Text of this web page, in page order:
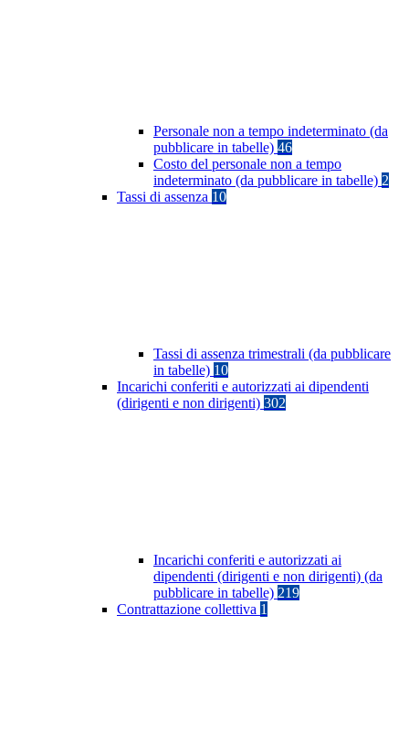
Personale non a tempo indeterminato (da
pubblicare in tabelle) 46
Costo del personale non a tempo
indeterminato (da pubblicare in tabelle) 2
Tassi di assenza 10
Tassi di assenza trimestrali (da pubblicare
in tabelle) 10
Incarichi conferiti e autorizzati ai dipendenti
(dirigenti e non dirigenti) 302
Incarichi conferiti e autorizzati ai
dipendenti (dirigenti e non dirigenti) (da
pubblicare in tabelle) 219
Contrattazione collettiva 1